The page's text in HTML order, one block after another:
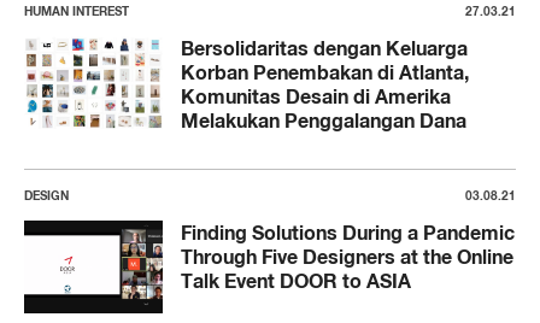
HUMAN INTEREST 27.03.21
Bersolidaritas dengan Keluarga
Korban Penembakan di Atlanta,
Komunitas Desain di Amerika
Melakukan Penggalangan Dana
DESIGN 03.08.21
Finding Solutions During a Pandemic
Through Five Designers at the Online
Talk Event DOOR to ASIA